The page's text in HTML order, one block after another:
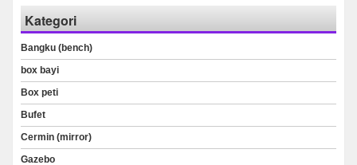
Kategori
Bangku (bench)
box bayi
Box peti
Bufet
Cermin (mirror)
Gazebo